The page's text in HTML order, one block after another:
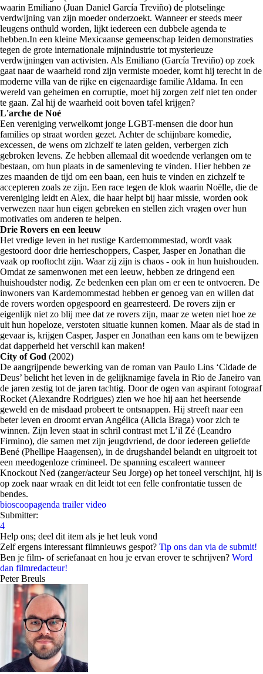
waarin Emiliano (Juan Daniel García Treviño) de plotselinge
verdwijning van zijn moeder onderzoekt. Wanneer er steeds meer
leugens onthuld worden, lijkt iedereen een dubbele agenda te
hebben.In een kleine Mexicaanse gemeenschap leiden demonstraties
tegen de grote internationale mijnindustrie tot mysterieuze
verdwijningen van activisten. Als Emiliano (García Treviño) op zoek
gaat naar de waarheid rond zijn vermiste moeder, komt hij terecht in de
moderne villa van de rijke en eigenaardige familie Aldama. In een
wereld van geheimen en corruptie, moet hij zorgen zelf niet ten onder
te gaan. Zal hij de waarheid ooit boven tafel krijgen?
L'arche de Noé
Een vereniging verwelkomt jonge LGBT-mensen die door hun
families op straat worden gezet. Achter de schijnbare komedie,
excessen, de wens om zichzelf te laten gelden, verbergen zich
gebroken levens. Ze hebben allemaal dit woedende verlangen om te
bestaan, om hun plaats in de samenleving te vinden. Hier hebben ze
zes maanden de tijd om een baan, een huis te vinden en zichzelf te
accepteren zoals ze zijn. Een race tegen de klok waarin Noëlle, die de
vereniging leidt en Alex, die haar helpt bij haar missie, worden ook
verwezen naar hun eigen gebreken en stellen zich vragen over hun
motivaties om anderen te helpen.
Drie Rovers en een leeuw
Het vredige leven in het rustige Kardemommestad, wordt vaak
gestoord door drie herrieschoppers, Casper, Jasper en Jonathan die
vaak op rooftocht zijn. Waar zij zijn is chaos - ook in hun huishouden.
Omdat ze samenwonen met een leeuw, hebben ze dringend een
huishoudster nodig. Ze bedenken een plan om er een te ontvoeren. De
inwoners van Kardemommestad hebben er genoeg van en willen dat
de rovers worden opgespoord en gearresteerd. De rovers zijn er
eigenlijk niet zo blij mee dat ze rovers zijn, maar ze weten niet hoe ze
uit hun hopeloze, verstoten situatie kunnen komen. Maar als de stad in
gevaar is, krijgen Casper, Jasper en Jonathan een kans om te bewijzen
dat dapperheid het verschil kan maken!
City of God (2002)
De aangrijpende bewerking van de roman van Paulo Lins ‘Cidade de
Deus’ belicht het leven in de gelijknamige favela in Rio de Janeiro van
de jaren zestig tot de jaren tachtig. Door de ogen van aspirant fotograaf
Rocket (Alexandre Rodrigues) zien we hoe hij aan het heersende
geweld en de misdaad probeert te ontsnappen. Hij streeft naar een
beter leven en droomt ervan Angélica (Alicia Braga) voor zich te
winnen. Zijn leven staat in schril contrast met L’il Zé (Leandro
Firmino), die samen met zijn jeugdvriend, de door iedereen geliefde
Bené (Phellipe Haagensen), in de drugshandel belandt en uitgroeit tot
een meedogenloze crimineel. De spanning escaleert wanneer
Knockout Ned (zanger/acteur Seu Jorge) op het toneel verschijnt, hij is
op zoek naar wraak en dit leidt tot een felle confrontatie tussen de
bendes.
bioscoopagenda trailer video
Submitter:
4
Help ons; deel dit item als je het leuk vond
Zelf ergens interessant filmnieuws gespot? Tip ons dan via de submit!
Ben je film- of seriefanaat en hou je ervan erover te schrijven? Word
dan filmredacteur!
Peter Breuls